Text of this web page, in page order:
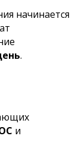
начинается
.
и